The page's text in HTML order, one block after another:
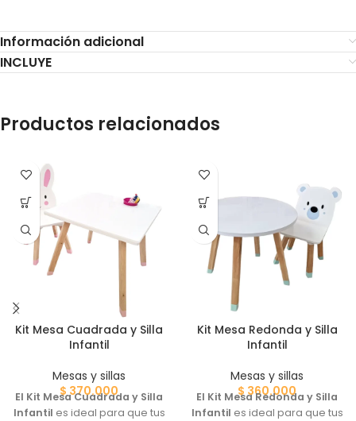
Información adicional
INCLUYE
Productos relacionados
Kit Mesa Cuadrada y Silla
Infantil
Mesas y sillas
$370.000
El Kit Mesa Cuadrada y Silla
Infantil es ideal para que tus
Kit Mesa Redonda y Silla
Infantil
Mesas y sillas
$360.000
El Kit Mesa Redonda y Silla
Infantil es ideal para que tus